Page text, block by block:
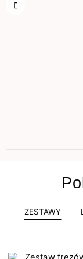
ZESTAWY